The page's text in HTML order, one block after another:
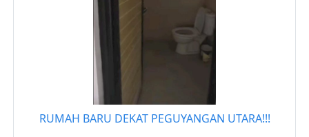
RUMAH BARU DEKAT PEGUYANGAN UTARA!!!